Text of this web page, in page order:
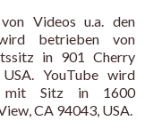
Videos u.a. den
betrieben von
in 901 Cherry
YouTube wird
mit Sitz in 1600
CA 94043, USA.